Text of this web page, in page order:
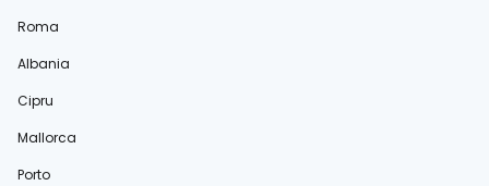
Roma
Albania
Cipru
Mallorca
Porto